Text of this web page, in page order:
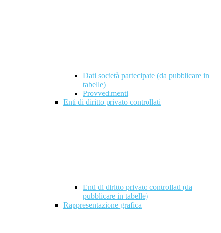
Dati società partecipate (da pubblicare in
tabelle)
Provvedimenti
Enti di diritto privato controllati
Enti di diritto privato controllati (da
pubblicare in tabelle)
Rappresentazione grafica